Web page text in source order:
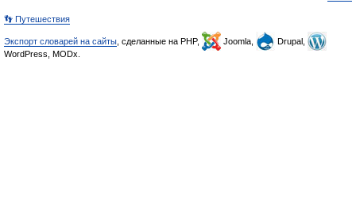
👣 Путешествия
Экспорт словарей на сайты , сделанные на PHP, Joomla,
Drupal,
WordPress, MODx.